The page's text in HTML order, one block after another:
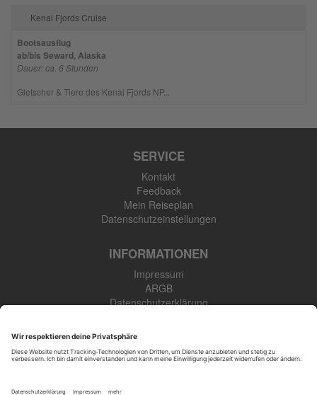
Kenai Fjords Cruise
Bootsausflug
ab/bis Seward, Alaska
Dauer: ca. 6 Stunden
Gletscher & Tiere des Kenai Fjords NP...
SERVICE
Kontakt
Feedback
Mein Reiseplan
Datenschutzeinstellungen
INFORMATIONEN
Impressum
ARGB
Datenschutzerklärung